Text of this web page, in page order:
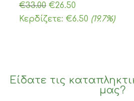
€33.00 Original
price
€26.50
τρέχουσα
Κερδίζετε:€6.50 (19.7%)
Είδατε τις
μας?